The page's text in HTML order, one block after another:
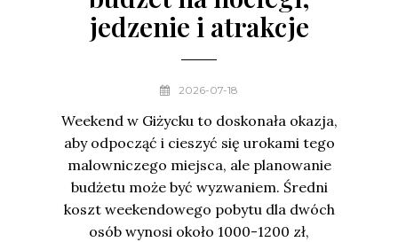
jedzenie i atrakcje
2026-07-18
Weekend w Giżycku to doskonała okazja,
aby odpocząć i cieszyć się urokami tego
malowniczego miejsca, ale planowanie
budżetu może być wyzwaniem. Średni
koszt weekendowego pobytu dla dwóch
osób wynosi około 1000-1200 zł,